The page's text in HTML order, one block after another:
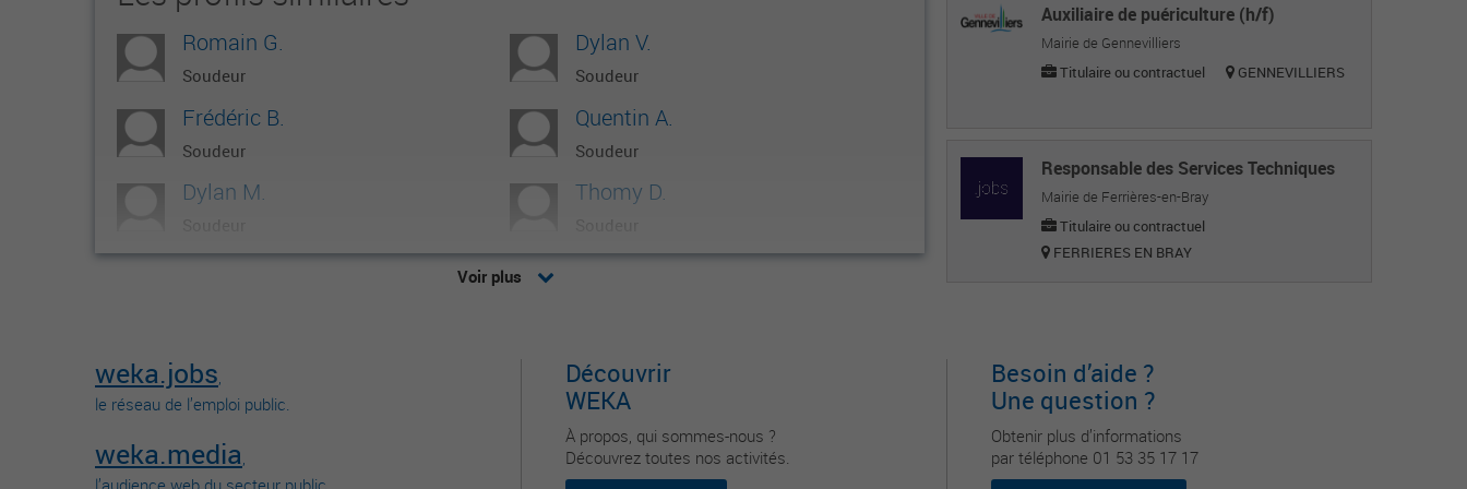
Romain G.
Soudeur
Dylan V.
Soudeur
Frédéric B.
Soudeur
Quentin A.
Soudeur
Dylan M. Thomy D.
S O. Mohamed M.
Voir plus
Auxiliaire de puériculture (h/f)
Mairie de Gennevilliers
Titulaire ou contractuel
GENNEVILLIERS
Responsable des Services Techniques
Mairie de Ferrières-en-Bray
Titulaire ou contractuel
FERRIERES EN BRAY
weka.jobs,
le réseau de l’emploi public.
weka.media,
l’audience web du secteur public.
Découvrir
WEKA
À propos, qui sommes-nous ?
Découvrez toutes nos activités.
Besoin d’aide ?
Une question ?
Obtenir plus d’informations
par téléphone 01 53 35 17 17